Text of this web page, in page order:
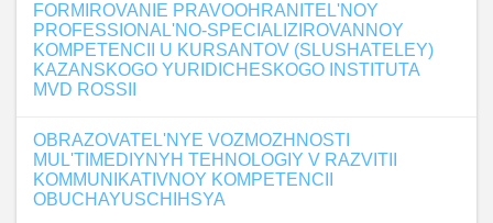
FORMIROVANIE PRAVOOHRANITEL'NOY
PROFESSIONAL'NO-SPECIALIZIROVANNOY
KOMPETENCII U KURSANTOV (SLUSHATELEY)
KAZANSKOGO YURIDICHESKOGO INSTITUTA
MVD ROSSII
OBRAZOVATEL'NYE VOZMOZHNOSTI
MUL'TIMEDIYNYH TEHNOLOGIY V RAZVITII
KOMMUNIKATIVNOY KOMPETENCII
OBUCHAYUSCHIHSYA